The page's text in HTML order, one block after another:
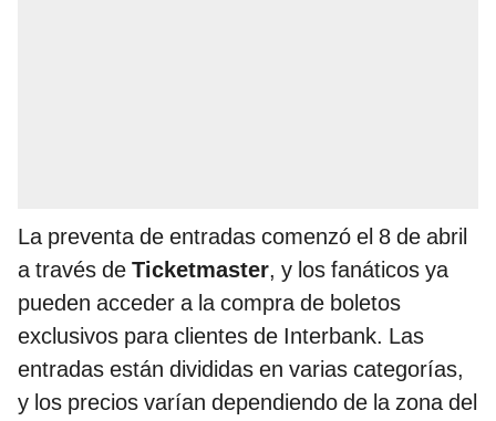
La preventa de entradas comenzó el 8 de abril
a través de Ticketmaster, y los fanáticos ya
pueden acceder a la compra de boletos
exclusivos para clientes de Interbank. Las
entradas están divididas en varias categorías,
y los precios varían dependiendo de la zona del